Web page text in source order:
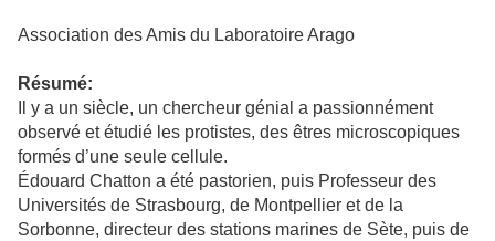
Association des Amis du Laboratoire Arago
Résumé:
Il y a un siècle, un chercheur génial a passionnément
observé et étudié les protistes, des êtres microscopiques
formés d’une seule cellule.
Édouard Chatton a été pastorien, puis Professeur des
Universités de Strasbourg, de Montpellier et de la
Sorbonne, directeur des stations marines de Sète, puis de